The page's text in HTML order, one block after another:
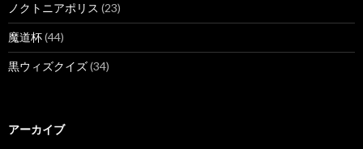
ノクトニアポリス (23)
魔道杯(44)
黒ウィズクイズ(34)
アーカイブ